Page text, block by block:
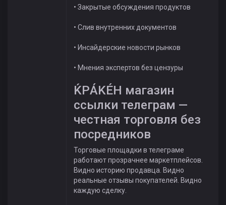
• Закрытые обсуждения продуктов
• Слив внутренних документов
• Инсайдерские новости рынков
• Мнения экспертов без цензуры
ЌРÁKÉH магазин
ссылки телеграм —
честная торговля без
посредников
Торговые площадки в телеграме
работают прозрачнее маркетплейсов.
Видно историю продавца. Видно
реальные отзывы покупателей. Видно
каждую сделку.